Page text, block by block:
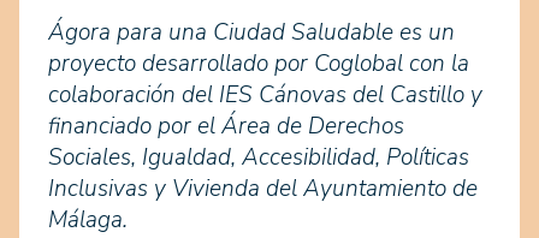
Ágora para una Ciudad Saludable es un
proyecto desarrollado por Coglobal con la
colaboración del IES Cánovas del Castillo y
financiado por el Área de Derechos
Sociales, Igualdad, Accesibilidad, Políticas
Inclusivas y Vivienda del Ayuntamiento de
Málaga.